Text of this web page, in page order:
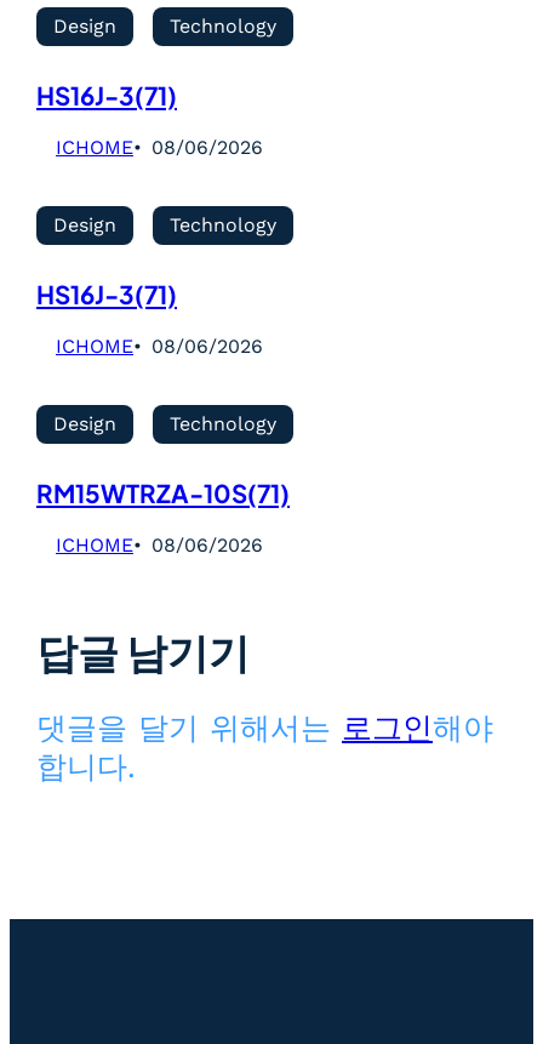
Design Technology
HS16J-3(71)
ICHOME 08/06/2026
Design Technology
HS16J-3(71)
ICHOME 08/06/2026
Design Technology
RM15WTRZA-10S(71)
ICHOME 08/06/2026
답글 남기기
댓글을 달기 위해서는 로그인해야
합니다.